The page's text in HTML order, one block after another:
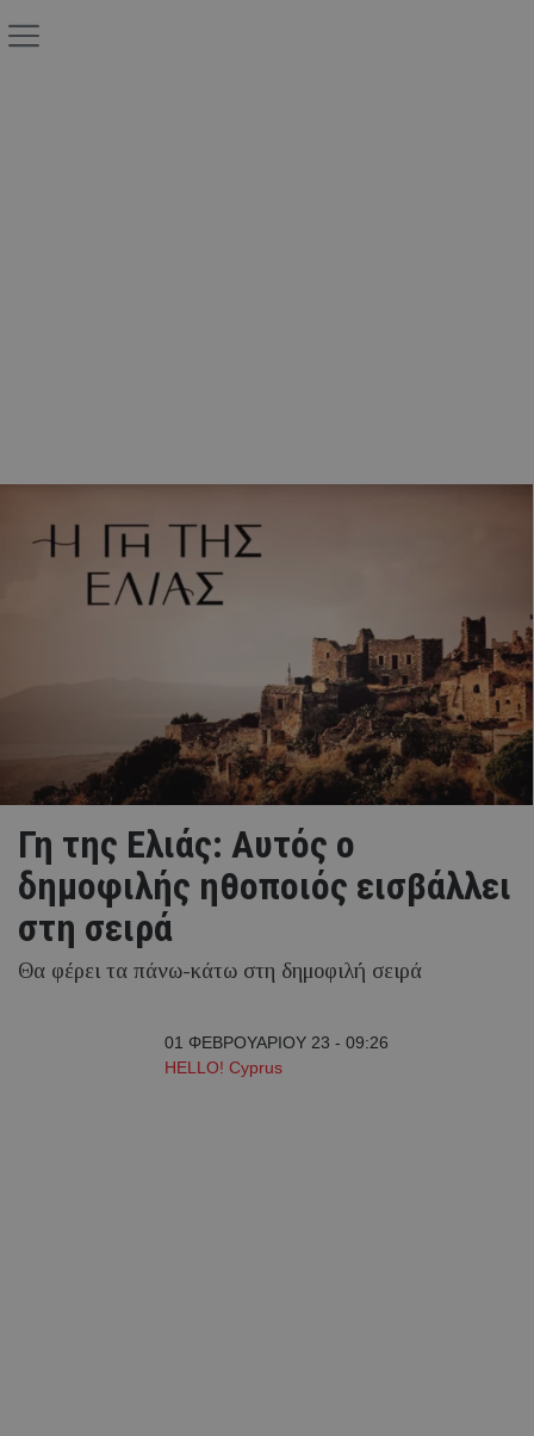
Γη της Ελιάς: Αυτός ο
δημοφιλής ηθοποιός εισβάλλει
στη σειρά
Θα φέρει τα πάνω-κάτω στη δημοφιλή σειρά
01 ΦΕΒΡΟΥΑΡΙΟΥ 23 - 09:26
HELLO! Cyprus